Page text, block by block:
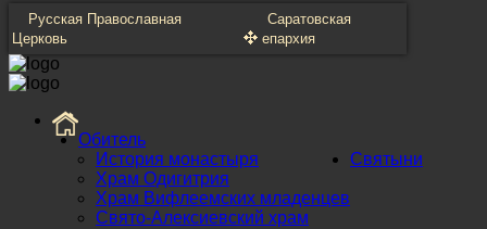
Русская Православная
Церковь
Саратовская
епархия
Обитель
История монастыря
Храм Одигитрия
Храм Вифлеемских младенцев
Свято-Алексиевский храм
Святыни